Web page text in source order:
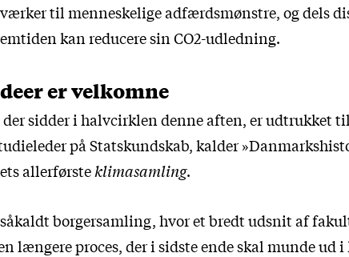
til menneskelige adfærdsmønstre, og dels
kan reducere sin CO2-udledning.
er velkomne
sidder i halvcirklen denne aften, er udtrukket
på Statskundskab, kalder
allerførsteklimasamling.
borgersamling, hvor et bredt udsnit af
længere proces, der i sidste ende skal munde ud